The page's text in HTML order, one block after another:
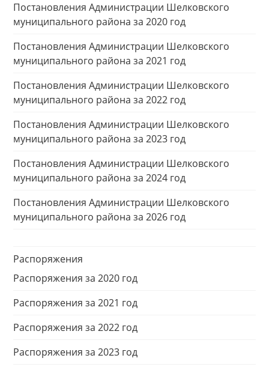
Постановления Администрации Шелковского
муниципального района за 2020 год
Постановления Администрации Шелковского
муниципального района за 2021 год
Постановления Администрации Шелковского
муниципального района за 2022 год
Постановления Администрации Шелковского
муниципального района за 2023 год
Постановления Администрации Шелковского
муниципального района за 2024 год
Постановления Администрации Шелковского
муниципального района за 2026 год
Распоряжения
Распоряжения за 2020 год
Распоряжения за 2021 год
Распоряжения за 2022 год
Распоряжения за 2023 год